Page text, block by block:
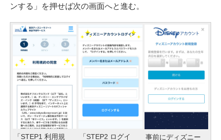
ンする」を押せば次の画面へと進む。
「STEP1 利用規 「STEP2 ログイ 事前にディズニー